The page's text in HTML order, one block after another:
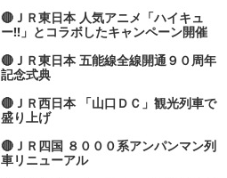
🔴ＪＲ東日本 人気アニメ「ハイキュ
ー‼」とコラボしたキャンペーン開催
🔴ＪＲ東日本 五能線全線開通９０周年
記念式典
🔴ＪＲ西日本 「山口ＤＣ」観光列車で
盛り上げ
🔴ＪＲ四国 ８０００系アンパンマン列
車リニューアル